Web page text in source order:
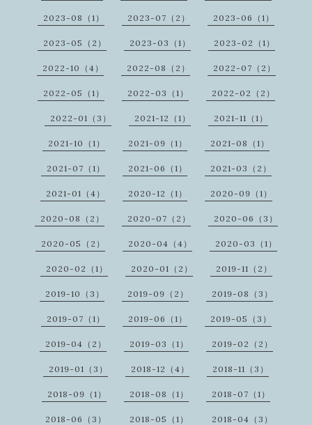
2023-08（1） 2023-07（2） 2023-06（1）
2023-05（2） 2023-03（1） 2023-02（1）
2022-10（4） 2022-08（2） 2022-07（2）
2022-05（1） 2022-03（1） 2022-02（2）
2022-01（3） 2021-12（1） 2021-11（1）
2021-10（1） 2021-09（1） 2021-08（1）
2021-07（1） 2021-06（1） 2021-03（2）
2021-01（4） 2020-12（1） 2020-09（1）
2020-08（2） 2020-07（2） 2020-06（3）
2020-05（2） 2020-04（4） 2020-03（1）
2020-02（1） 2020-01（2） 2019-11（2）
2019-10（3） 2019-09（2） 2019-08（3）
2019-07（1） 2019-06（1） 2019-05（3）
2019-04（2） 2019-03（1） 2019-02（2）
2019-01（3） 2018-12（4） 2018-11（3）
2018-09（1） 2018-08（1） 2018-07（1）
2018-06（3） 2018-05（1） 2018-04（3）